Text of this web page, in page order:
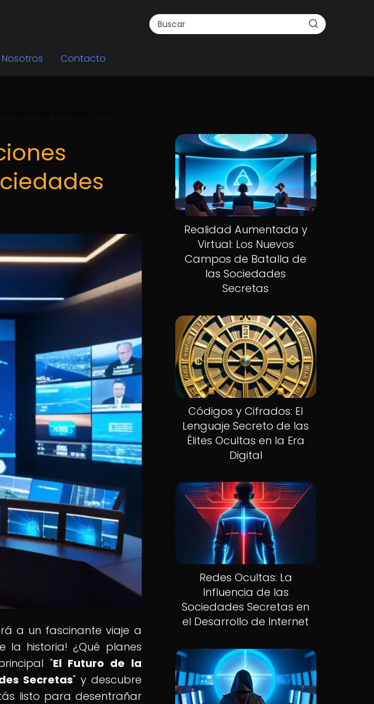
Contacto
a un fascinante viaje a
la historia! ¿Qué planes
"El Futuro de la
Secretas" y descubre
listo para desentrañar
Realidad Aumentada y
Virtual: Los Nuevos
Campos de Batalla de
las Sociedades
Secretas
Códigos y Cifrados: El
Lenguaje Secreto de las
Élites Ocultas en la Era
Digital
Redes Ocultas: La
Influencia de las
Sociedades Secretas en
el Desarrollo de Internet